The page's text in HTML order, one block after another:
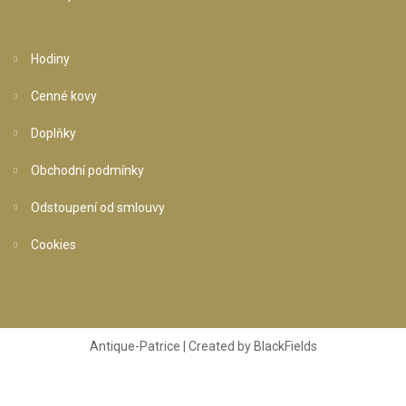
Hodiny
Cenné kovy
Doplňky
Obchodní podmínky
Odstoupení od smlouvy
Cookies
Antique-Patrice | Created by BlackFields